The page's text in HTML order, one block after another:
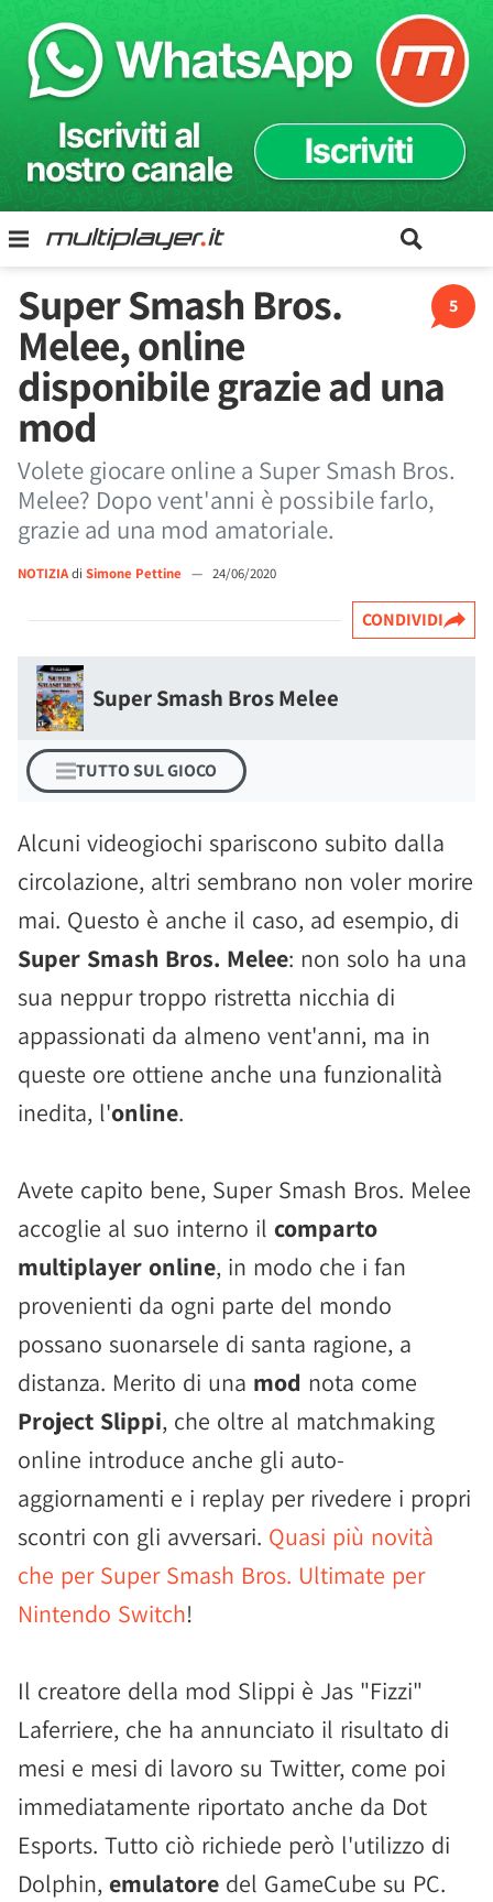
5
Super Smash Bros.
Melee, online
disponibile grazie ad una
mod
Volete giocare online a Super Smash Bros.
Melee? Dopo vent'anni è possibile farlo,
grazie ad una mod amatoriale.
NOTIZIAdi Simone Pettine — 24/06/2020
CONDIVIDI
Super Smash Bros Melee
TUTTO SUL GIOCO
Alcuni videogiochi spariscono subito dalla
circolazione, altri sembrano non voler morire
mai. Questo è anche il caso, ad esempio, di
Super Smash Bros. Melee: non solo ha una
sua neppur troppo ristretta nicchia di
appassionati da almeno vent'anni, ma in
queste ore ottiene anche una funzionalità
inedita, l'online.
Avete capito bene, Super Smash Bros. Melee
accoglie al suo interno il comparto
multiplayer online, in modo che i fan
provenienti da ogni parte del mondo
possano suonarsele di santa ragione, a
distanza. Merito di una mod nota come
Project Slippi, che oltre al matchmaking
online introduce anche gli auto-
aggiornamenti e i replay per rivedere i propri
scontri con gli avversari. Quasi più novità
che per Super Smash Bros. Ultimate per
Nintendo Switch!
Il creatore della mod Slippi è Jas "Fizzi"
Laferriere, che ha annunciato il risultato di
mesi e mesi di lavoro su Twitter, come poi
immediatamente riportato anche da Dot
Esports. Tutto ciò richiede però l'utilizzo di
Dolphin, emulatore del GameCube su PC.